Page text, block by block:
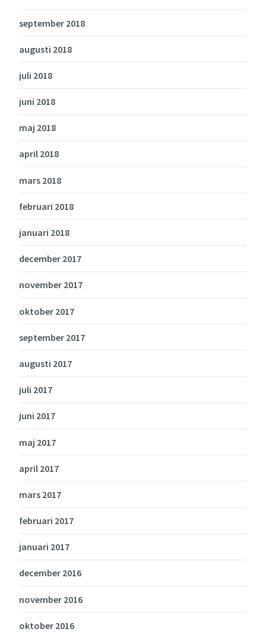
september 2018
augusti 2018
juli 2018
juni 2018
maj 2018
april 2018
mars 2018
februari 2018
januari 2018
december 2017
november 2017
oktober 2017
september 2017
augusti 2017
juli 2017
juni 2017
maj 2017
april 2017
mars 2017
februari 2017
januari 2017
december 2016
november 2016
oktober 2016